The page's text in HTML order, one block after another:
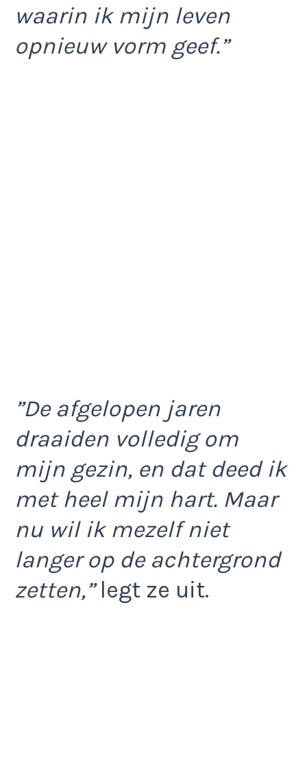
waarin ik mijn leven
opnieuw vorm geef.”
”De afgelopen jaren
draaiden volledig om
mijn gezin, en dat deed ik
met heel mijn hart. Maar
nu wil ik mezelf niet
langer op de achtergrond
zetten,”legt ze uit.